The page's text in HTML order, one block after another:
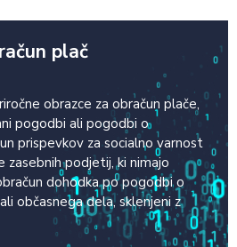
plač
obrazce za obračun plače,
pogodbi ali pogodbi o
prispevkov za socialno varnost
zasebnih podjetij, ki nimajo
dohodka po pogodbi o
občasnega dela, sklenjeni z